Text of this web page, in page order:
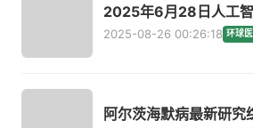
2025年6月28日人工
2025-08-26 00:26:18 环球
阿尔茨海默病最新研究